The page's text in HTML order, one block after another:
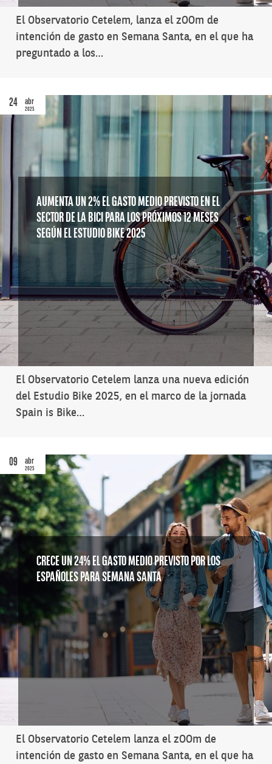
El Observatorio Cetelem, lanza el zOOm de
intención de gasto en Semana Santa, en el que ha
preguntado a los…
24 abr
2025
AUMENTA UN 2% EL GASTO MEDIO PREVISTO EN EL
SECTOR DE LA BICI PARA LOS PRÓXIMOS 12 MESES
SEGÚN EL ESTUDIO BIKE 2025
El Observatorio Cetelem lanza una nueva edición
del Estudio Bike 2025, en el marco de la jornada
Spain is Bike…
09 abr
2025
CRECE UN 24% EL GASTO MEDIO PREVISTO POR LOS
ESPAÑOLES PARA SEMANA SANTA
El Observatorio Cetelem lanza el zOOm de
intención de gasto en Semana Santa, en el que ha